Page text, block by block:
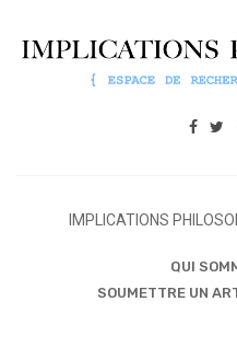
IMPLICATIONS
QUI
SOUMETTRE UN